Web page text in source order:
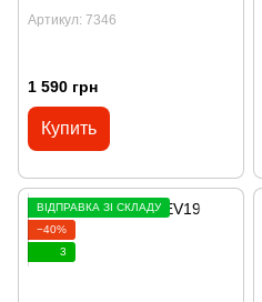
Артикул: 7346
1 590 грн
Купить
ВІДПРАВКА ЗІ СКЛАДУ
−40%
3